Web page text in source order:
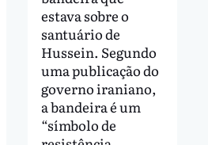
estava sobre o
santuário de
Hussein. Segundo
uma publicação do
governo iraniano,
a bandeira é um
“símbolo de